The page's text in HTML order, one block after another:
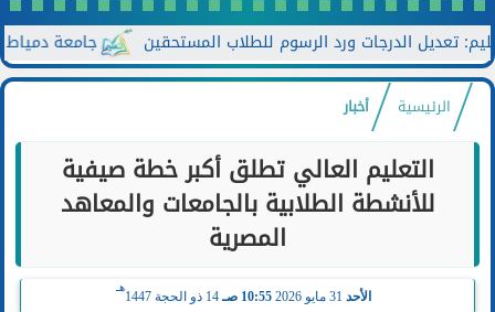
جامعة دمياط تعزز
الرئيسية أخبار
التعليم العالي تطلق أكبر خطة صيفية
للأنشطة الطلابية بالجامعات والمعاهد
المصرية
الأحد 10:55 صـ 14 ذو الحجة 1447
هـ